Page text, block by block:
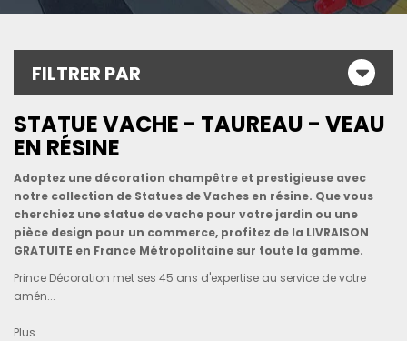
FILTRER PAR
STATUE VACHE - TAUREAU - VEAU
EN RÉSINE
Adoptez une décoration champêtre et prestigieuse avec
notre collection de Statues de Vaches en résine. Que vous
cherchiez une statue de vache pour votre jardin ou une
pièce design pour un commerce, profitez de la LIVRAISON
GRATUITE en France Métropolitaine sur toute la gamme.
Prince Décoration met ses 45 ans d'expertise au service de votre
amén...
Plus